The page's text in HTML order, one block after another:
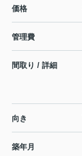
価格
管理費
間取り / 詳細
向き
築年月